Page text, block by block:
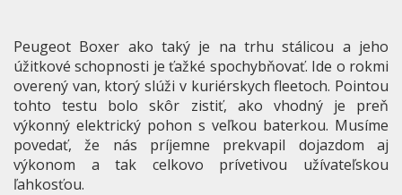
Peugeot Boxer ako taký je na trhu stálicou a jeho
úžitkové schopnosti je ťažké spochybňovať. Ide o rokmi
overený van, ktorý slúži v kuriérskych fleetoch. Pointou
tohto testu bolo skôr zistiť, ako vhodný je preň
výkonný elektrický pohon s veľkou baterkou. Musíme
povedať, že nás príjemne prekvapil dojazdom aj
výkonom a tak celkovo prívetivou užívateľskou
ľahkosťou.